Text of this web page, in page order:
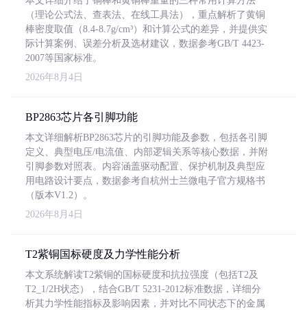
（理论公式法、查表法、在线工具法），重点解析了黄铜
棒密度取值（8.4-8.7g/cm³）和计算公式的差异，并提供实
际计算案例、误差分析及选材建议，数据参考GB/T 4423-
2007等国家标准。
2026年8月4日
BP2863芯片各引脚功能
本文详细解析BP2863芯片的引脚功能及参数，包括各引脚
定义、典型电压/电流值、内部逻辑关系等核心数据，并附
引脚参数对照表。内容涵盖驱动配置、保护机制及典型应
用电路设计要点，数据参考自杭州士兰微电子官方规格书
（版本V1.2）。
2026年8月4日
T2紫铜国标硬度及力学性能分析
本文系统解读T2紫铜的国标硬度和抗拉强度（包括T2及
T2_1/2H状态），结合GB/T 5231-2012标准数据，详细分
析其力学性能指标及影响因素，并对比不同状态下的金属